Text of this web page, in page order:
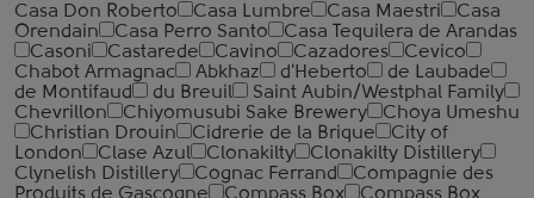
Casa Don Roberto
Casa Lumbre Casa Maestri
Casa
Orendain
Casa Perro Santo
Casa Tequilera de Arandas
Casoni
Castarede Cavino Cazadores
Cevico
Chabot Armagnac
Abkhaz d'Heberto
de Laubade
de Montifaud
du Breuil
Saint Aubin/Westphal Family
Chevrillon
Chiyomusubi Sake Brewery
Choya Umeshu
Christian Drouin
Cidrerie de la Brique
City of
London
Clase Azul Clonakilty
Clonakilty Distillery
Clynelish Distillery
Cognac Ferrand
Compagnie des